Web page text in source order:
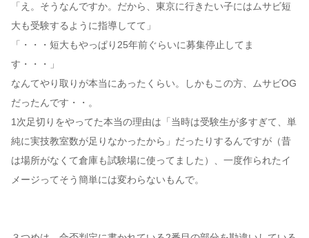
「え。そうなんですか。だから、東京に行きたい子にはムサビ短
大も受験するように指導してて」
「・・・短大もやっぱり25年前ぐらいに募集停止してま
す・・・」
なんてやり取りが本当にあったくらい。しかもこの方、ムサビOG
だったんです・・。
1次足切りをやってた本当の理由は「当時は受験生が多すぎて、単
純に実技教室数が足りなかったから」だったりするんですが（昔
は場所がなくて倉庫も試験場に使ってました）、一度作られたイ
メージってそう簡単には変わらないもんで。